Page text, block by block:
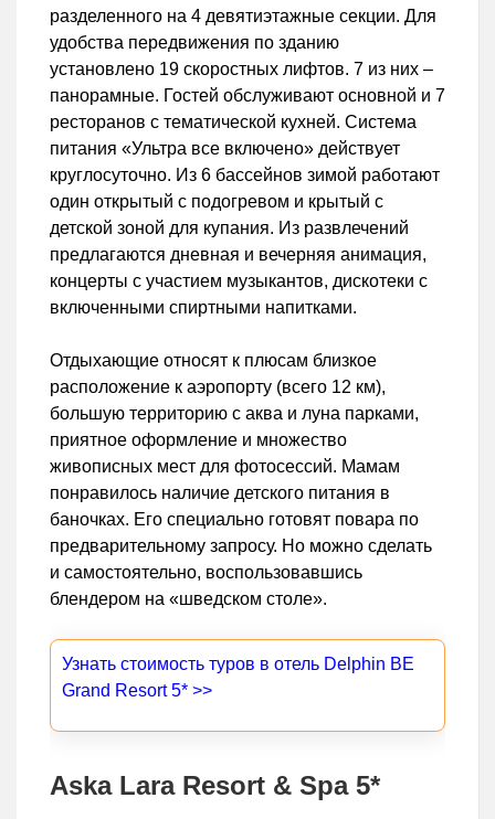
разделенного на 4 девятиэтажные секции. Для
удобства передвижения по зданию
установлено 19 скоростных лифтов. 7 из них –
панорамные. Гостей обслуживают основной и 7
ресторанов с тематической кухней. Система
питания «Ультра все включено» действует
круглосуточно. Из 6 бассейнов зимой работают
один открытый с подогревом и крытый с
детской зоной для купания. Из развлечений
предлагаются дневная и вечерняя анимация,
концерты с участием музыкантов, дискотеки с
включенными спиртными напитками.
Отдыхающие относят к плюсам близкое
расположение к аэропорту (всего 12 км),
большую территорию с аква и луна парками,
приятное оформление и множество
живописных мест для фотосессий. Мамам
понравилось наличие детского питания в
баночках. Его специально готовят повара по
предварительному запросу. Но можно сделать
и самостоятельно, воспользовавшись
блендером на «шведском столе».
Узнать стоимость туров в отель Delphin BE
Grand Resort 5* >>
Aska Lara Resort & Spa 5*